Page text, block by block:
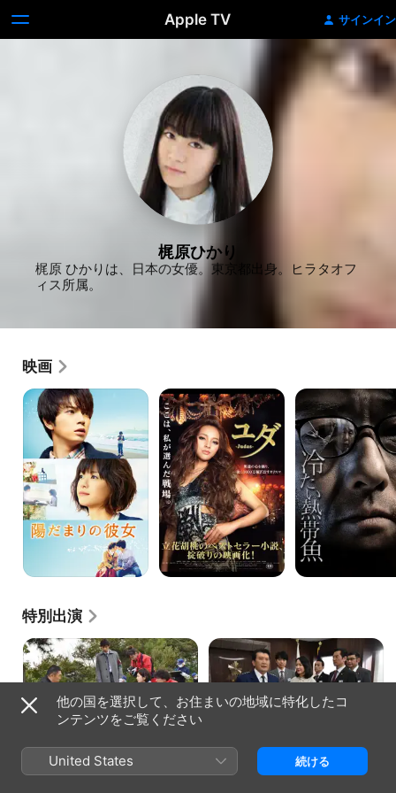
Apple TV サインイン
梶原ひかり
梶原 ひかりは、日本の女優。東京都出身。ヒラタオフ
ィス所属。
映画
陽
だ
彼
女
ユ
ダ
冷
た
い
熱
帯
魚
特別出演
科捜研の女 · シーズン16、エピソード13
京都の花街（かがい）の一角にある
工事現場で、製薬会社の開発部部
長・安住一輝（柴田善行）の死体が
音楽出版社社長・良美(藤真利子)の他
殺体が自宅から発見された。良美は
目が不自由な女性ピアニスト・響子
他の国を選択して、お住まいの地域に特化したコ
ンテンツをご覧ください
United States 続ける